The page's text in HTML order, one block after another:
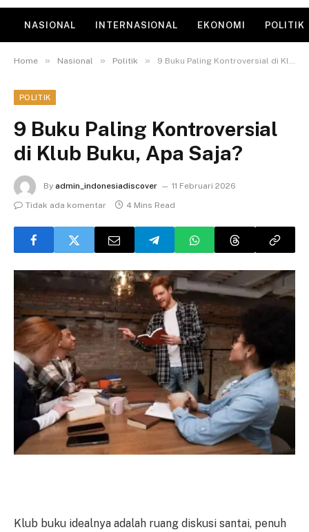
NASIONAL INTERNASIONAL EKONOMI POLITIK
Home » Nasional » Politik » 9 Buku Paling Kontroversial di Klub Buku, Apa Saja?
POLITIK
9 Buku Paling Kontroversial
di Klub Buku, Apa Saja?
By admin_indonesiadiscover
11 Februari 2026
Tidak ada komentar
4 Mins Read
Klub buku idealnya adalah ruang diskusi santai, penuh